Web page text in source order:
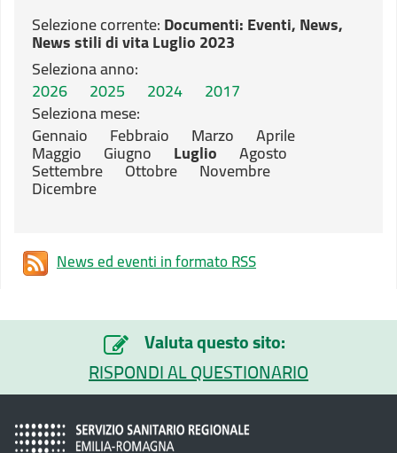
Selezione corrente:Documenti: Eventi, News,
News stili di vita Luglio 2023
Seleziona anno:
2026 2025 2024 2017
Seleziona mese:
Gennaio Febbraio Marzo Aprile
Maggio Giugno Luglio Agosto
Settembre Ottobre Novembre
Dicembre
News ed eventi in formato RSS
Valuta questo sito:
RISPONDI AL QUESTIONARIO